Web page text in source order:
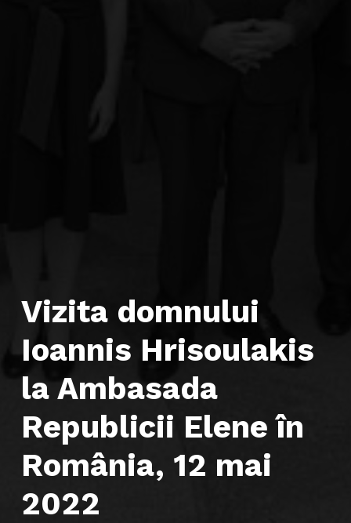
Vizita domnului
Ioannis Hrisoulakis
la Ambasada
Republicii Elene în
România, 12 mai
2022